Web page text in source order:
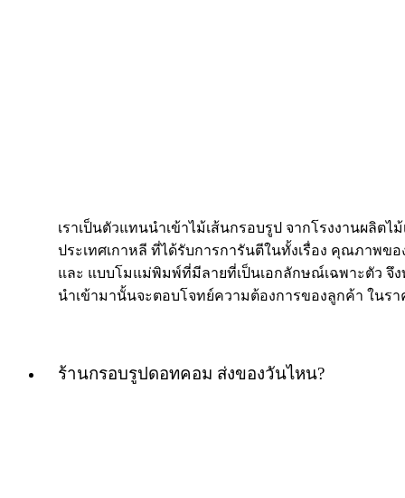
เราเป็นตัวแทนนำเข้าไม้เส้นกรอบรูป จากโรงงานผลิตไ
ประเทศเกาหลี ที่ได้รับการการันตีในทั้งเรื่อง คุณภาพข
และ แบบโมแม่พิมพ์ที่มีลายที่เป็นเอกลักษณ์เฉพาะตัว จึง
นำเข้ามานั้นจะตอบโจทย์ความต้องการของลูกค้า ในรา
ร้านกรอบรูปดอทคอม ส่งของวันไหน?